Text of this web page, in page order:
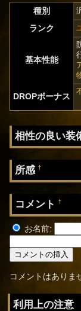
種別
ランク
基本性能
DROPボーナス
相性の良い装
所感†
コメント†
お名前:
コメントはありま
利用上の注意